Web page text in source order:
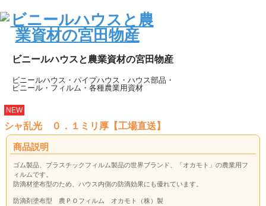
ビニールハウスと農業資材の宮田物産
ビニールハウス・パイプハウス・ハウス部品・
ビニール・フィルム・各種農業用資材
NEW
シャ乱光 ０．１ミリ厚【工場直送】
商品説明
ゴム製品、プラスチックフィルム製品の世界ブランド、「オカモト」の農業用フ
ィルムです。
防滴材塗布型のため、ハウス内側の防滴効果にも優れています。
防滴剤塗布型 農ＰＯフィルム オカモト（株）製